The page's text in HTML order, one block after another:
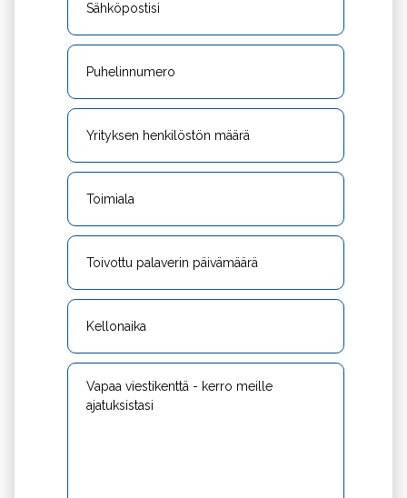
Puhelinnumero
Yrityksen
henkilöstön
määrä
Toimiala
Toivottu
palaverin
päivämäärä
Kellonaika
Vapaa
viestikenttä